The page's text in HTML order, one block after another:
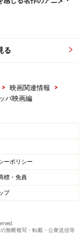
止となり、各国
ルを起こした『ラ
です。本作を「恋
かは悩むところで
ダ（セックスの相
リーとして取り上
クス以外の関係を
の一室で会い、オ
ます。
感情」が介在しは
る
> 映画関連情報
>
パ映画編
ーポリシー
標・免責
プ
無断複写・転載・公衆送信等